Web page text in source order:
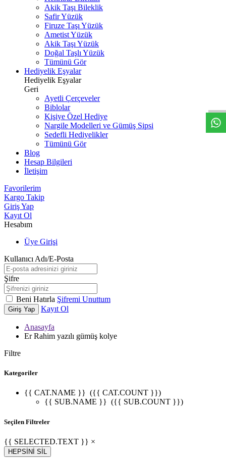
Akik Taşı Bileklik
Safir Yüzük
Firuze Taşı Yüzük
Ametist Yüzük
Akik Taşı Yüzük
Doğal Taşlı Yüzük
Tümünü Gör
Hediyelik Eşyalar
Hediyelik Eşyalar
Geri
Ayetli Çerçeveler
Biblolar
Kişiye Özel Hediye
Nargile Modelleri ve Gümüş Sipsi
Sedefli Hediyelikler
Tümünü Gör
Blog
Hesap Bilgileri
İletişim
Favorilerim
Kargo Takip
Giriş Yap
Kayıt Ol
Hesabım
Üye Girişi
Kullanıcı Adı/E-Posta
Şifre
Beni Hatırla Şifremi Unuttum
Giriş Yap Kayıt Ol
Anasayfa
Er Rahim yazılı gümüş kolye
Filtre
Kategoriler
{{ CAT.NAME }} ({{ CAT.COUNT }})
{{ SUB.NAME }} ({{ SUB.COUNT }})
Seçilen Filtreler
{{ SELECTED.TEXT }} ×
HEPSİNİ SİL